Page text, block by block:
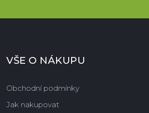
VŠE O NÁKUPU
Obchodní podmínky
Jak nakupovat